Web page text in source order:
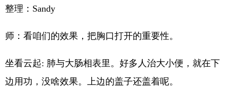
整理：Sandy
师：看咱们的效果，把胸口打开的重要性。
坐看云起: 肺与大肠相表里。好多人治大小便，就在下
边用功，没啥效果。上边的盖子还盖着呢。